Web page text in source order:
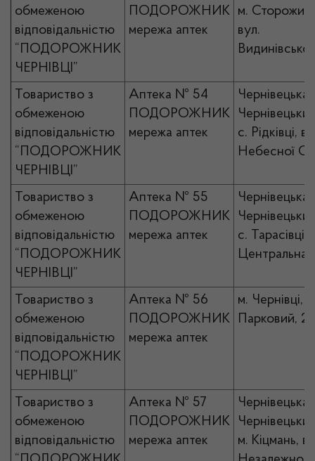
обмеженою
відповідальністю
“ПОДОРОЖНИК
ЧЕРНІВЦІ”
ПОДОРОЖНИК
мережа аптек
м.
вул.
Товариство з
обмеженою
відповідальністю
“ПОДОРОЖНИК
ЧЕРНІВЦІ”
Аптека № 54
ПОДОРОЖНИК
мережа аптек
Чернівецька
с. Рідківці,
Небесної
Товариство з
обмеженою
відповідальністю
“ПОДОРОЖНИК
ЧЕРНІВЦІ”
Аптека № 55
ПОДОРОЖНИК
мережа аптек
Чернівецька
с. Тарасівці,
Товариство з
обмеженою
відповідальністю
“ПОДОРОЖНИК
ЧЕРНІВЦІ”
Аптека № 56
ПОДОРОЖНИК
мережа аптек
м. Чернівці,
Парковий, 2
Товариство з
обмеженою
відповідальністю
Аптека № 57
ПОДОРОЖНИК
мережа аптек
Чернівецька
м. Кіцмань,